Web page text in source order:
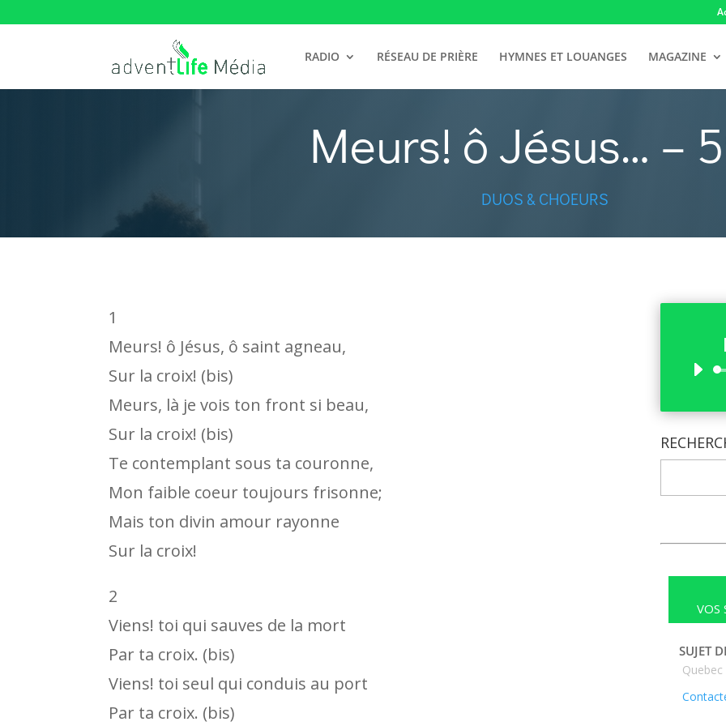
RADIO RÉSEAU DE PRIÈRE HYMNES ET LOUANGES MAGAZINE
Meurs! ô Jésus… –
DUOS & CHOEURS
1
Meurs! ô Jésus, ô saint agneau,
Sur la croix! (bis)
Meurs, là je vois ton front si beau,
Sur la croix! (bis)
Te contemplant sous ta couronne,
Mon faible coeur toujours frisonne;
Mais ton divin amour rayonne
Sur la croix!
2
Viens! toi qui sauves de la mort
Par ta croix. (bis)
Viens! toi seul qui conduis au port
Par ta croix. (bis)
VOS
SUJET
Quebec